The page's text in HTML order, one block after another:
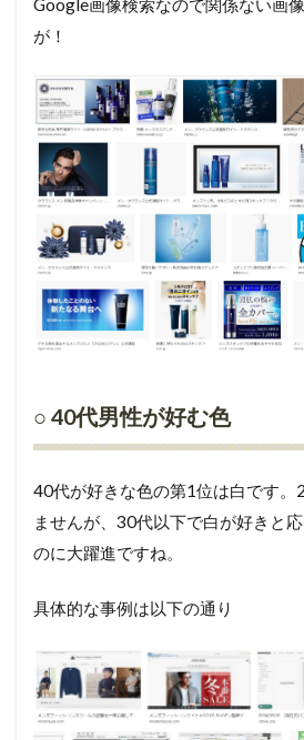
Google画像検索なので関係ない画
が！
○ 40代男性が好む色
40代が好きな色の第1位は白です。
ませんが、30代以下で白が好きと
のに大躍進ですね。
具体的な事例は以下の通り